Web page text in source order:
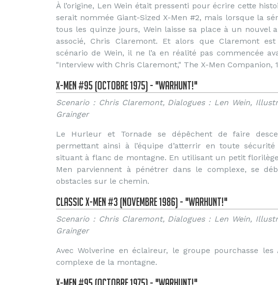
À l’origine, Len Wein était pressenti pour écrire cette
serait nommée Giant-Sized X-Men #2, mais lorsque la
tous les quinze jours, Wein laisse sa place à un nouvel
associé, Chris Claremont. Et alors que Claremont
scénario de Wein, il ne l’a en réalité pas commencée
"Interview with Chris Claremont," The X-Men Companion,
X-Men #95 (Octobre 1975) - "Warhunt!"
Scenario : Chris Claremont, Dialogues : Len Wein,
Grainger
Le Hurleur et Tornade se dépêchent de faire
permettant ainsi à l’équipe d’atterrir en toute
situant à flanc de montagne. En utilisant un petit
Men parviennent à pénétrer dans le complexe, se
obstacles sur le chemin.
Classic X-Men #3 (Novembre 1986) - "Warhunt!"
Scenario : Chris Claremont, Dialogues : Len Wein,
Grainger
Avec Wolverine en éclaireur, le groupe pourchasse
complexe de la montagne.